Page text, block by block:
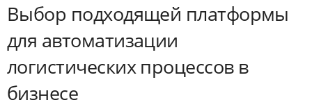
Выбор подходящей платформы
для автоматизации
логистических процессов в
бизнесе